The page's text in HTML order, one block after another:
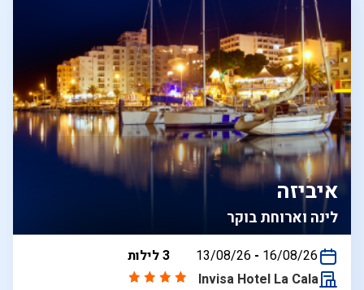
לינה וארוחת בוקר
איביזה
בין
13/08/26 - 16/08/26
3 לילות
Invisa Hotel La Cala